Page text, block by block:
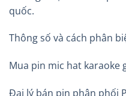
quốc.
Thông số và cách phân
Mua pin mic hat karaoke
Đại lý bán pin phân phối